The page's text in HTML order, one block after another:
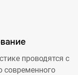
проводятся с
современного